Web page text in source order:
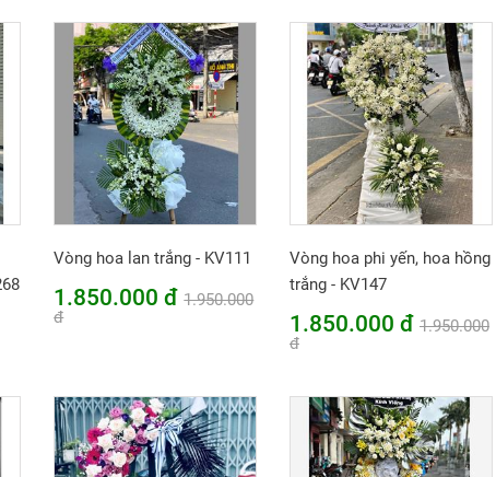
Vòng hoa lan trắng - KV111
1.850.000 đ 1.950.000
đ
Vòng hoa phi yến, hoa hồng
trắng - KV147
1.850.000 đ 1.950.000
đ